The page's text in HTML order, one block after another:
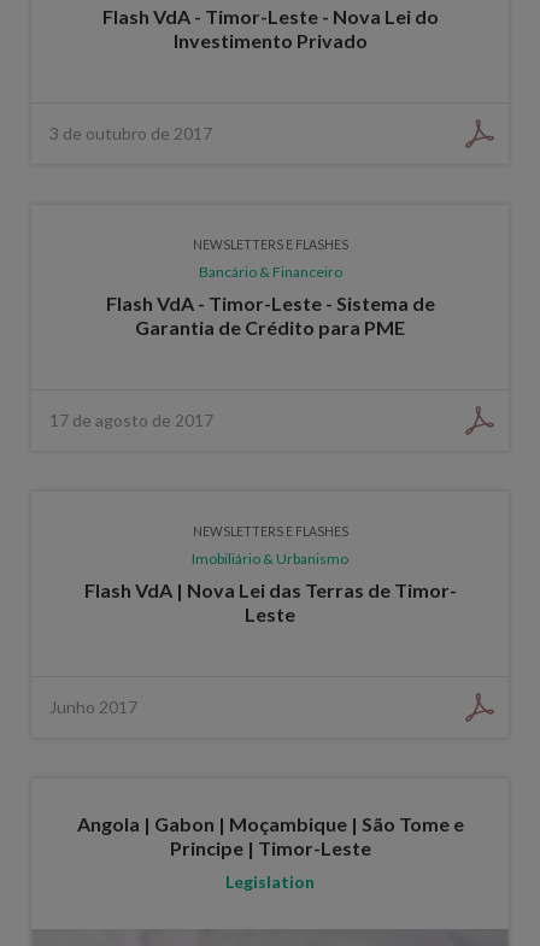
Flash VdA - Timor-Leste - Nova Lei do
Investimento Privado
3 de outubro de 2017
NEWSLETTERS E FLASHES
Bancário & Financeiro
Flash VdA - Timor-Leste - Sistema de
Garantia de Crédito para PME
17 de agosto de 2017
NEWSLETTERS E FLASHES
Imobiliário & Urbanismo
Flash VdA | Nova Lei das Terras de Timor-
Leste
Junho 2017
Angola | Gabon | Moçambique | São Tome e
Principe | Timor-Leste
Legislation